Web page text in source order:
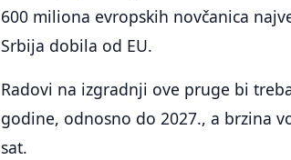
600 miliona evropskih novčanica
Srbija dobila od EU.
Radovi na izgradnji ove pruge bi
godine, odnosno do 2027., a brzina
sat.